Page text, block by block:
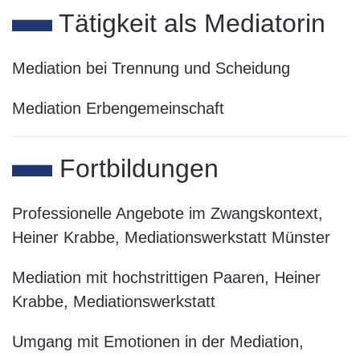
Tätigkeit als Mediatorin
Mediation bei Trennung und Scheidung
Mediation Erbengemeinschaft
Fortbildungen
Professionelle Angebote im Zwangskontext,
Heiner Krabbe, Mediationswerkstatt Münster
Mediation mit hochstrittigen Paaren, Heiner
Krabbe, Mediationswerkstatt
Umgang mit Emotionen in der Mediation,